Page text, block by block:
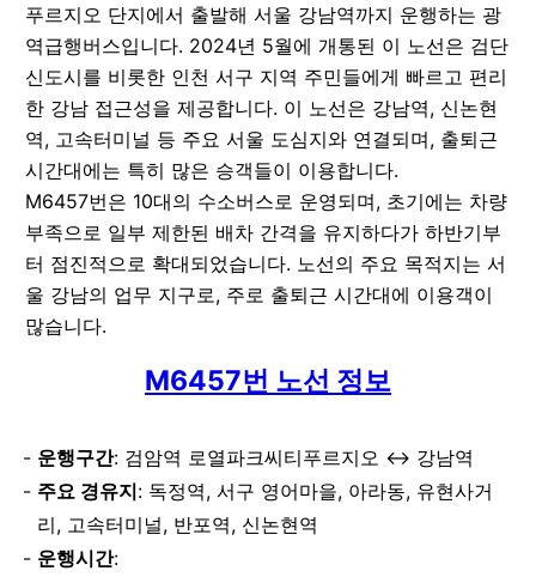
푸르지오 단지에서 출발해 서울 강남역까지 운행하는 광
역급행버스입니다. 2024년 5월에 개통된 이 노선은 검단
신도시를 비롯한 인천 서구 지역 주민들에게 빠르고 편리
한 강남 접근성을 제공합니다. 이 노선은 강남역, 신논현
역, 고속터미널 등 주요 서울 도심지와 연결되며, 출퇴근
시간대에는 특히 많은 승객들이 이용합니다.
M6457번은 10대의 수소버스로 운영되며, 초기에는 차량
부족으로 일부 제한된 배차 간격을 유지하다가 하반기부
터 점진적으로 확대되었습니다. 노선의 주요 목적지는 서
울 강남의 업무 지구로, 주로 출퇴근 시간대에 이용객이
많습니다.
M6457번 노선 정보
운행구간: 검암역 로열파크씨티푸르지오 ↔ 강남역
주요 경유지: 독정역, 서구 영어마을, 아라동, 유현사거
리, 고속터미널, 반포역, 신논현역
운행시간: